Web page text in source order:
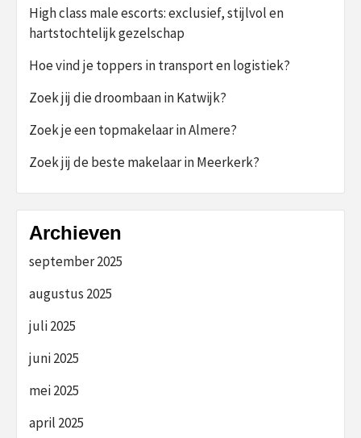
High class male escorts: exclusief, stijlvol en
hartstochtelijk gezelschap
Hoe vind je toppers in transport en logistiek?
Zoek jij die droombaan in Katwijk?
Zoek je een topmakelaar in Almere?
Zoek jij de beste makelaar in Meerkerk?
Archieven
september 2025
augustus 2025
juli 2025
juni 2025
mei 2025
april 2025